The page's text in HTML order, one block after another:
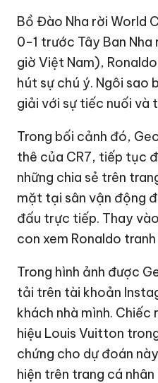
Bồ Đào Nha rờiWorld
0-1 trước Tây Ban
giờ Việt Nam),
hút sự chú ý. Ngôi sao
giải với sự tiếc nuối và
Trong bối cảnh đó,
thê của CR7, tiếp tục
những chia sẻ trên
mặt tại sân vận động
đấu trực tiếp. Thay
con xem Ronaldo
Trong hình ảnh được
tải trên tài khoản
khách nhà mình. Chiếc
hiệu Louis Vuitton
chứng cho dự đoán
hiện trên trang cá